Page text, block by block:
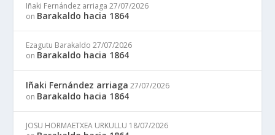
Iñaki Fernández arriaga 27/07/2026
on Barakaldo hacia 1864
Ezagutu Barakaldo 27/07/2026
on Barakaldo hacia 1864
Iñaki Fernández arriaga 27/07/2026
on Barakaldo hacia 1864
JOSU HORMAETXEA URKULLU 18/07/2026